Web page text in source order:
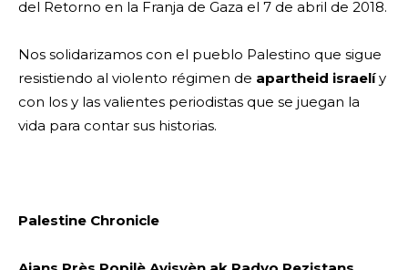
del Retorno en la Franja de Gaza el 7 de abril de 2018.
Nos solidarizamos con el pueblo Palestino que sigue
resistiendo al violento régimen de apartheid israelíy
con los y las valientes periodistas que se juegan la
vida para contar sus historias.
Palestine Chronicle